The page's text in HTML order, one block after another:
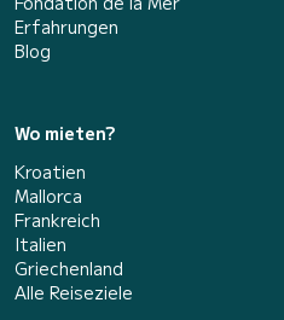
Erfahrungen
Blog
Wo mieten?
Kroatien
Mallorca
Frankreich
Italien
Griechenland
Alle Reiseziele